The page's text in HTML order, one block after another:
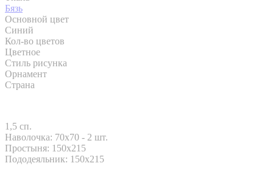
Бязь
Основной цвет
Синий
Кол-во цветов
Цветное
Стиль рисунка
Орнамент
Страна
1,5 сп.
Наволочка: 70x70 - 2 шт.
Простыня: 150x215
Пододеяльник: 150x215